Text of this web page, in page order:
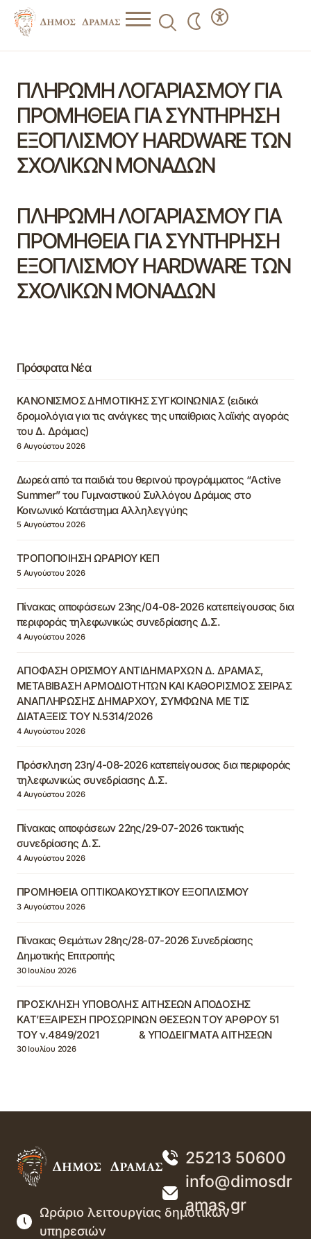
ΠΛΗΡΩΜΗ ΛΟΓΑΡΙΑΣΜΟΥ ΓΙΑ
ΠΡΟΜΗΘΕΙΑ ΓΙΑ ΣΥΝΤΗΡΗΣΗ
ΕΞΟΠΛΙΣΜΟΥ HARDWARE ΤΩΝ
ΣΧΟΛΙΚΩΝ ΜΟΝΑΔΩΝ
ΠΛΗΡΩΜΗ ΛΟΓΑΡΙΑΣΜΟΥ ΓΙΑ
ΠΡΟΜΗΘΕΙΑ ΓΙΑ ΣΥΝΤΗΡΗΣΗ
ΕΞΟΠΛΙΣΜΟΥ HARDWARE ΤΩΝ
ΣΧΟΛΙΚΩΝ ΜΟΝΑΔΩΝ
Πρόσφατα Νέα
ΚΑΝΟΝΙΣΜΟΣ ΔΗΜΟΤΙΚΗΣ ΣΥΓΚΟΙΝΩΝΙΑΣ (ειδικά
δρομολόγια για τις ανάγκες της υπαίθριας λαϊκής αγοράς
του Δ. Δράμας)
6 Αυγούστου 2026
Δωρεά από τα παιδιά του θερινού προγράμματος “Active
Summer” του Γυμναστικού Συλλόγου Δράμας στο
Κοινωνικό Κατάστημα Αλληλεγγύης
5 Αυγούστου 2026
ΤΡΟΠΟΠΟΙΗΣΗ ΩΡΑΡΙΟΥ ΚΕΠ
5 Αυγούστου 2026
Πίνακας αποφάσεων 23ης/04-08-2026 κατεπείγουσας δια
περιφοράς τηλεφωνικώς συνεδρίασης Δ.Σ.
4 Αυγούστου 2026
ΑΠΟΦΑΣΗ ΟΡΙΣΜΟΥ ΑΝΤΙΔΗΜΑΡΧΩΝ Δ. ΔΡΑΜΑΣ,
ΜΕΤΑΒΙΒΑΣΗ ΑΡΜΟΔΙΟΤΗΤΩΝ ΚΑΙ ΚΑΘΟΡΙΣΜΟΣ ΣΕΙΡΑΣ
ΑΝΑΠΛΗΡΩΣΗΣ ΔΗΜΑΡΧΟΥ, ΣΥΜΦΩΝΑ ΜΕ ΤΙΣ
ΔΙΑΤΑΞΕΙΣ ΤΟΥ Ν.5314/2026
4 Αυγούστου 2026
Πρόσκληση 23η/4-08-2026 κατεπείγουσας δια περιφοράς
τηλεφωνικώς συνεδρίασης Δ.Σ.
4 Αυγούστου 2026
Πίνακας αποφάσεων 22ης/29-07-2026 τακτικής
συνεδρίασης Δ.Σ.
4 Αυγούστου 2026
ΠΡΟΜΗΘΕΙΑ ΟΠΤΙΚΟΑΚΟΥΣΤΙΚΟΥ ΕΞΟΠΛΙΣΜΟΥ
3 Αυγούστου 2026
Πίνακας Θεμάτων 28ης/28-07-2026 Συνεδρίασης
Δημοτικής Επιτροπής
30 Ιουλίου 2026
ΠΡΟΣΚΛΗΣΗ ΥΠΟΒΟΛΗΣ ΑΙΤΗΣΕΩΝ ΑΠΟΔΟΣΗΣ
ΚΑΤ’ΕΞΑΙΡΕΣΗ ΠΡΟΣΩΡΙΝΩΝ ΘΕΣΕΩΝ ΤΟΥ ΆΡΘΡΟΥ 51
ΤΟΥ ν.4849/2021 & ΥΠΟΔΕΙΓΜΑΤΑ ΑΙΤΗΣΕΩΝ
30 Ιουλίου 2026
25213 50600
info@dimosdr
amas.gr
Ωράριο λειτουργίας δημοτικών
υπηρεσιών